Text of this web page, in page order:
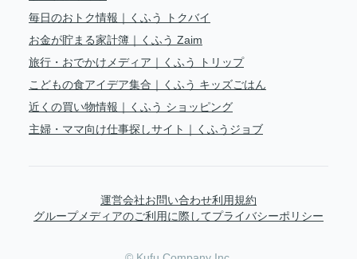
毎日のおトク情報｜くふう トクバイ
お金が貯まる家計簿｜くふう Zaim
旅行・おでかけメディア｜くふう トリップ
こどもの食アイデア集合｜くふう キッズごはん
近くの買い物情報｜くふう ショッピング
主婦・ママ向け仕事探しサイト｜くふうジョブ
運営会社お問い合わせ利用規約
グループメディアのご利用に際してプライバシーポリシー